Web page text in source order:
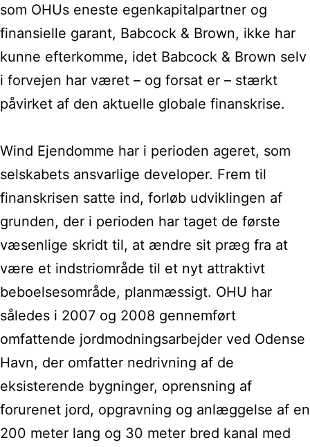
som OHUs eneste egenkapitalpartner og
finansielle garant, Babcock & Brown, ikke har
kunne efterkomme, idet Babcock & Brown selv
i forvejen har været – og forsat er – stærkt
påvirket af den aktuelle globale finanskrise.
Wind Ejendomme har i perioden ageret, som
selskabets ansvarlige developer. Frem til
finanskrisen satte ind, forløb udviklingen af
grunden, der i perioden har taget de første
væsenlige skridt til, at ændre sit præg fra at
være et indstriområde til et nyt attraktivt
beboelsesområde, planmæssigt. OHU har
således i 2007 og 2008 gennemført
omfattende jordmodningsarbejder ved Odense
Havn, der omfatter nedrivning af de
eksisterende bygninger, oprensning af
forurenet jord, opgravning og anlæggelse af en
200 meter lang og 30 meter bred kanal med